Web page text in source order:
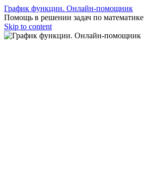
График функции. Онлайн-помощник
Помощь в решении задач по математике
Skip to content